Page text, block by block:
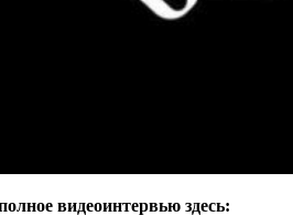
видеоинтервью здесь: